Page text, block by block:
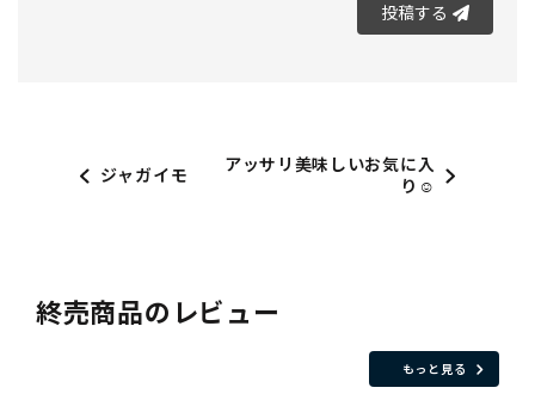
投稿する
ジャガイモ
アッサリ美味しいお気に入
り☺️
終売商品のレビュー
もっと見る